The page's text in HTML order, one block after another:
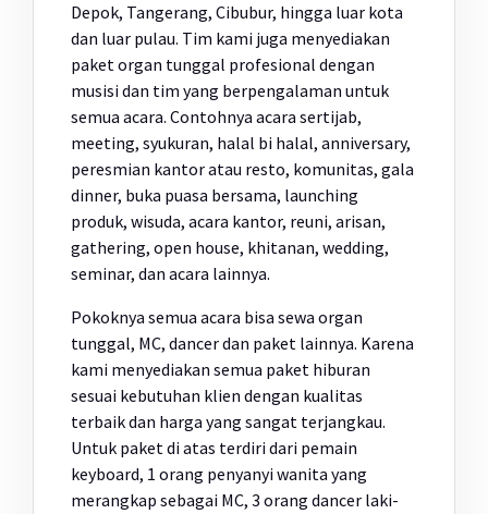
Depok, Tangerang, Cibubur, hingga luar kota
dan luar pulau. Tim kami juga menyediakan
paket organ tunggal profesional dengan
musisi dan tim yang berpengalaman untuk
semua acara. Contohnya acara sertijab,
meeting, syukuran, halal bi halal, anniversary,
peresmian kantor atau resto, komunitas, gala
dinner, buka puasa bersama, launching
produk, wisuda, acara kantor, reuni, arisan,
gathering, open house, khitanan, wedding,
seminar, dan acara lainnya.
Pokoknya semua acara bisa sewa organ
tunggal, MC, dancer dan paket lainnya. Karena
kami menyediakan semua paket hiburan
sesuai kebutuhan klien dengan kualitas
terbaik dan harga yang sangat terjangkau.
Untuk paket di atas terdiri dari pemain
keyboard, 1 orang penyanyi wanita yang
merangkap sebagai MC, 3 orang dancer laki-